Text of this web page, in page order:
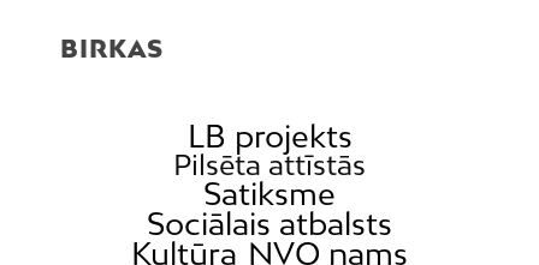
BIRKAS
LB projekts
Pilsēta attīstās
Satiksme
Sociālais atbalsts
Kultūra NVO nams